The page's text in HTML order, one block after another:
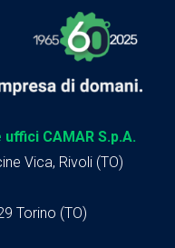
CAMAR S.p.A.
Vica, Rivoli (TO)
Torino (TO)